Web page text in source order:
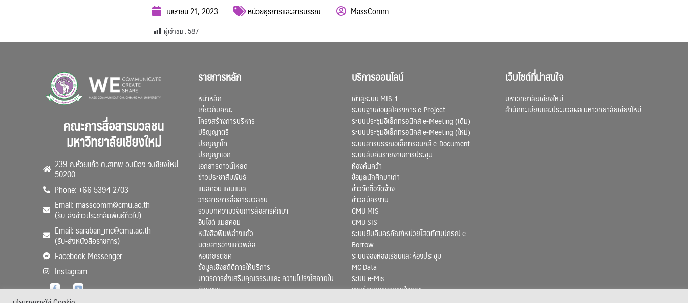
เมษายน 21, 2023 หน่วยธุรการและสารบรรณ MassComm
ผู้เข้าชม :587
คณะการสื่อสารมวลชน
มหาวิทยาลัยเชียงใหม่
239 ถ.ห้วยแก้ว ต.สุเทพ อ.เมือง จ.เชียงใหม่
50200
Phone: +66 5394 2703
Email: masscomm@cmu.ac.th
(รับ-ส่งข่าวประชาสัมพันธ์ทั่วไป)
Email: saraban_mc@cmu.ac.th
(รับ-ส่งหนังสือราชการ)
Facebook Messenger
Instagram
รายการหลัก
หน้าหลัก
เกี่ยวกับคณะ
โครงสร้างการบริหาร
ปริญญาตรี
ปริญญาโท
ปริญญาเอก
เอกสารดาวน์โหลด
ข่าวประชาสัมพันธ์
แมสคอม แชนแนล
วารสารการสื่อสารมวลชน
รวมบทความวิจัยการสื่อสารศึกษา
อินไซด์ แมสคอม
หนังสือพิมพ์อ่างแก้ว
นิตยสารอ่างแก้วพลัส
หอเกียรติยศ
ข้อมูลเชิงสถิติการให้บริการ
มาตรการส่งเสริมคุณธรรมและ ความโปร่งใสภายใน
ส่วนงาน
บริการออนไลน์
เข้าสู่ระบบ MIS-1
ระบบฐานข้อมูลโครงการ e-Project
ระบบประชุมอิเล็กทรอนิกส์ e-Meeting (เดิม)
ระบบประชุมอิเล็กทรอนิกส์ e-Meeting (ใหม่)
ระบบสารบรรณอิเล็กทรอนิกส์ e-Document
ระบบสืบค้นรายงานการประชุม
ห้องค้นคว้า
ข้อมูลนักศึกษาเก่า
ข่าวจัดซื้อจัดจ้าง
ข่าวสมัครงาน
CMU MIS
CMU SIS
ระบบยืมคืนครุภัณฑ์หน่วยโสตทัศนูปกรณ์ e-
Borrow
ระบบจองห้องเรียนและห้องประชุม
MC Data
ระบบ e-Mis
รายชื่อบุคลากรภายในคณะ
เว็บไซต์ที่น่าสนใจ
มหาวิทยาลัยเชียงใหม่
สำนักทะเบียนและประมวลผล มหาวิทยาลัยเชียงใหม่